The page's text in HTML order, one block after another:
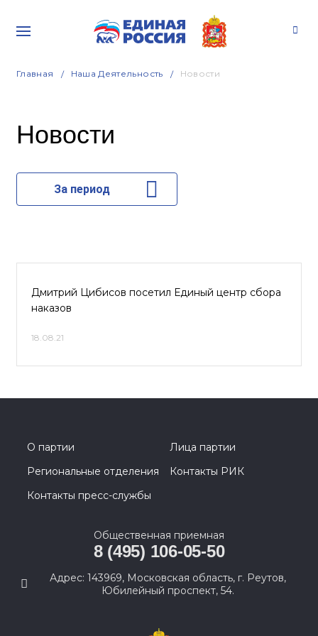
Главная Наша Деятельность Новости
Новости
За период
Дмитрий Цибисов посетил Единый центр сбора
наказов
18.08.21
О партии
Лица партии
Региональные отделения
Контакты РИК
Контакты пресс-службы
Общественная приемная
8 (495) 106-05-50
Адрес: 143969, Московская область, г. Реутов,
Юбилейный проспект, 54.